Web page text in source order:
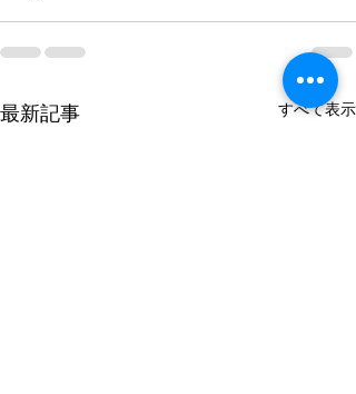
最新記事 すべて表示